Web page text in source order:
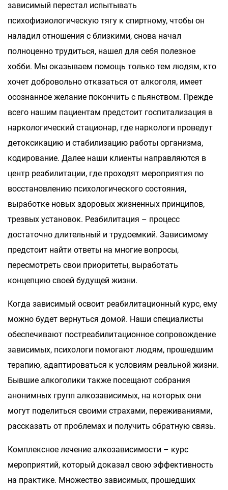
зависимый перестал испытывать
психофизиологическую тягу к спиртному, чтобы он
наладил отношения с близкими, снова начал
полноценно трудиться, нашел для себя полезное
хобби. Мы оказываем помощь только тем людям, кто
хочет добровольно отказаться от алкоголя, имеет
осознанное желание покончить с пьянством. Прежде
всего нашим пациентам предстоит госпитализация в
наркологический стационар, где наркологи проведут
детоксикацию и стабилизацию работы организма,
кодирование. Далее наши клиенты направляются в
центр реабилитации, где проходят мероприятия по
восстановлению психологического состояния,
выработке новых здоровых жизненных принципов,
трезвых установок. Реабилитация – процесс
достаточно длительный и трудоемкий. Зависимому
предстоит найти ответы на многие вопросы,
пересмотреть свои приоритеты, выработать
концепцию своей будущей жизни.
Когда зависимый освоит реабилитационный курс, ему
можно будет вернуться домой. Наши специалисты
обеспечивают постреабилитационное сопровождение
зависимых, психологи помогают людям, прошедшим
терапию, адаптироваться к условиям реальной жизни.
Бывшие алкоголики также посещают собрания
анонимных групп алкозависимых, на которых они
могут поделиться своими страхами, переживаниями,
рассказать от проблемах и получить обратную связь.
Комплексное лечение алкозависимости – курс
мероприятий, который доказал свою эффективность
на практике. Множество зависимых, прошедших